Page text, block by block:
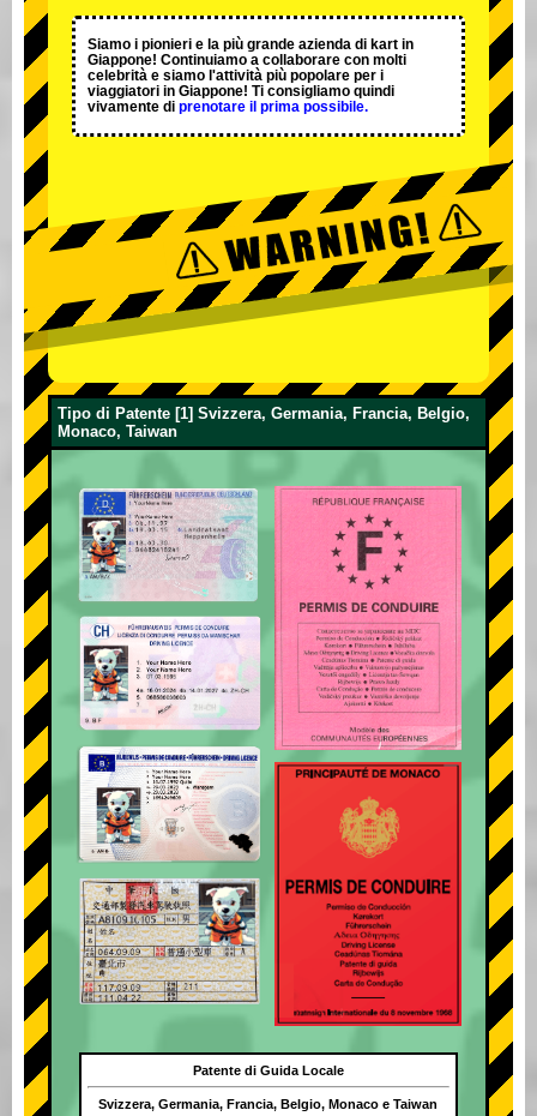
Siamo i pionieri e la più grande azienda di kart in
Giappone! Continuiamo a collaborare con molti
celebrità e siamo l'attività più popolare per i
viaggiatori in Giappone! Ti consigliamo quindi
vivamente di prenotare il prima possibile.
Tipo di Patente [1] Svizzera, Germania, Francia, Belgio,
Monaco, Taiwan
Patente di Guida Locale
Svizzera, Germania, Francia, Belgio, Monaco e Taiwan